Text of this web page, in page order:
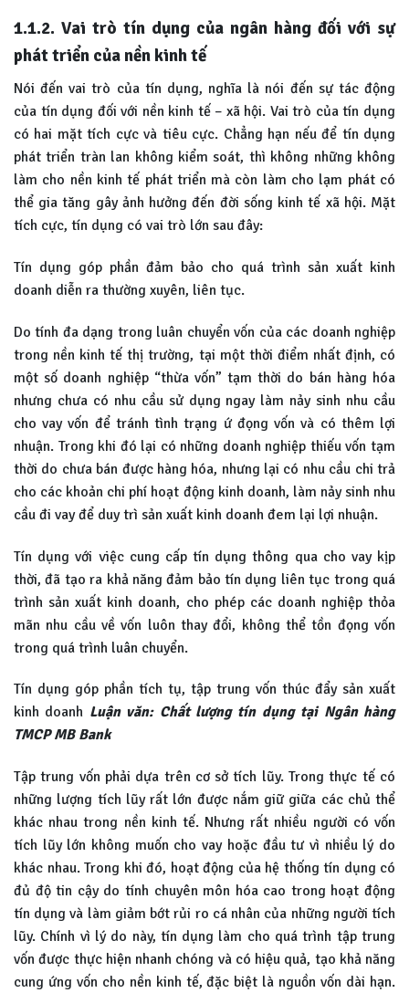
1.1.2. Vai trò tín dụng của ngân hàng đối với sự
phát triển của nền kinh tế
Nói đến vai trò của tín dụng, nghĩa là nói đến sự tác động
của tín dụng đối với nền kinh tế – xã hội. Vai trò của tín dụng
có hai mặt tích cực và tiêu cực. Chẳng hạn nếu để tín dụng
phát triển tràn lan không kiểm soát, thì không những không
làm cho nền kinh tế phát triển mà còn làm cho lạm phát có
thể gia tăng gây ảnh hưởng đến đời sống kinh tế xã hội. Mặt
tích cực, tín dụng có vai trò lớn sau đây:
Tín dụng góp phần đảm bảo cho quá trình sản xuất kinh
doanh diễn ra thường xuyên, liên tục.
Do tính đa dạng trong luân chuyển vốn của các doanh nghiệp
trong nền kinh tế thị trường, tại một thời điểm nhất định, có
một số doanh nghiệp “thừa vốn” tạm thời do bán hàng hóa
nhưng chưa có nhu cầu sử dụng ngay làm nảy sinh nhu cầu
cho vay vốn để tránh tình trạng ứ đọng vốn và có thêm lợi
nhuận. Trong khi đó lại có những doanh nghiệp thiếu vốn tạm
thời do chưa bán được hàng hóa, nhưng lại có nhu cầu chi trả
cho các khoản chi phí hoạt động kinh doanh, làm nảy sinh nhu
cầu đi vay để duy trì sản xuất kinh doanh đem lại lợi nhuận.
Tín dụng với việc cung cấp tín dụng thông qua cho vay kịp
thời, đã tạo ra khả năng đảm bảo tín dụng liên tục trong quá
trình sản xuất kinh doanh, cho phép các doanh nghiệp thỏa
mãn nhu cầu về vốn luôn thay đổi, không thể tồn đọng vốn
trong quá trình luân chuyển.
Tín dụng góp phần tích tụ, tập trung vốn thúc đẩy sản xuất
kinh doanh Luận văn: Chất lượng tín dụng tại Ngân hàng
TMCP MB Bank
Tập trung vốn phải dựa trên cơ sở tích lũy. Trong thực tế có
những lượng tích lũy rất lớn được nắm giữ giữa các chủ thể
khác nhau trong nền kinh tế. Nhưng rất nhiều người có vốn
tích lũy lớn không muốn cho vay hoặc đầu tư vì nhiều lý do
khác nhau. Trong khi đó, hoạt động của hệ thống tín dụng có
đủ độ tin cậy do tính chuyên môn hóa cao trong hoạt động
tín dụng và làm giảm bớt rủi ro cá nhân của những người tích
lũy. Chính vì lý do này, tín dụng làm cho quá trình tập trung
vốn được thực hiện nhanh chóng và có hiệu quả, tạo khả năng
cung ứng vốn cho nền kinh tế, đặc biệt là nguồn vốn dài hạn.